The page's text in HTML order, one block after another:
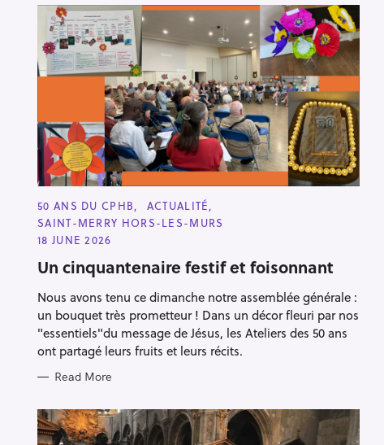
C
A
T
E
O
R
E
S
50 ANS DU CPHB
ACTUALITÉ
SAINT-MERRY HORS-LES-MURS
18 JUNE 2026
Un cinquantenaire festif et foisonnant
Nous avons tenu ce dimanche notre assemblée générale :
un bouquet très prometteur ! Dans un décor fleuri par nos
"essentiels"du message de Jésus, les Ateliers des 50 ans
ont partagé leurs fruits et leurs récits.
Read More